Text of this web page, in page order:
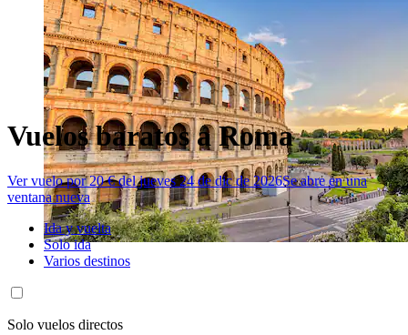
Vuelos baratos a Roma
Ver vuelo por 20 € del jueves 24 de dic de 2026Se abre en una
ventana nueva
Ida y vuelta
Solo ida
Varios destinos
Solo vuelos directos